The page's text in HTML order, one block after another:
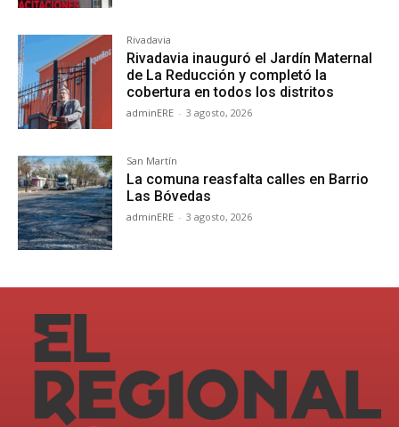
Rivadavia
Rivadavia inauguró el Jardín Maternal
de La Reducción y completó la
cobertura en todos los distritos
adminERE - 3 agosto, 2026
San Martín
La comuna reasfalta calles en Barrio
Las Bóvedas
adminERE - 3 agosto, 2026